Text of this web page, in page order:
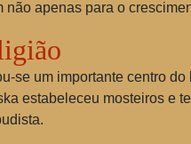
não apenas para o
se um importante centro
estabeleceu mosteiros e